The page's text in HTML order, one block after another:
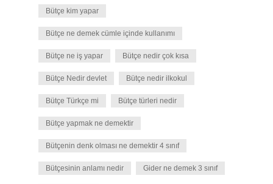
Bütçe kim yapar
Bütçe ne demek cümle içinde kullanımı
Bütçe ne iş yapar Bütçe nedir çok kısa
Bütçe Nedir devlet Bütçe nedir ilkokul
Bütçe Türkçe mi Bütçe türleri nedir
Bütçe yapmak ne demektir
Bütçenin denk olması ne demektir 4 sınıf
Bütçesinin anlamı nedir Gider ne demek 3 sınıf